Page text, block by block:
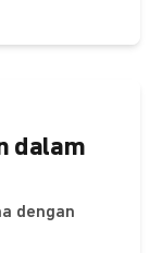
dalam
dengan